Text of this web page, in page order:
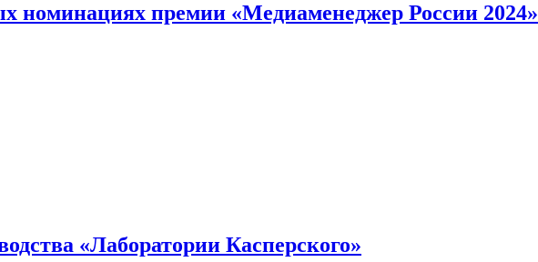
номинациях премии «Медиаменеджер России 2024»
«Лаборатории Касперского»